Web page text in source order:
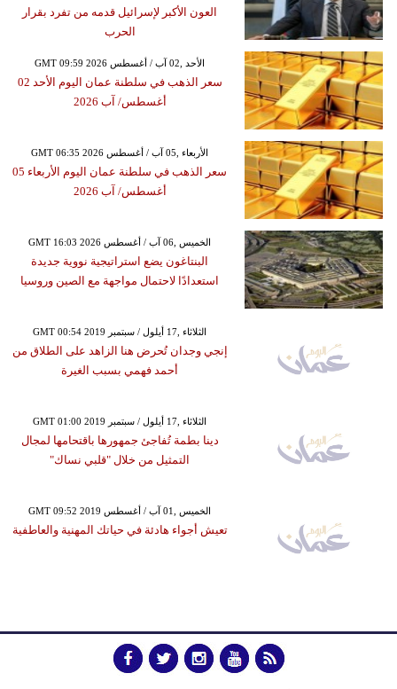
العون الأكبر لإسرائيل قدمه من تفرد بقرار
الحرب
GMT 09:59 2026 الأحد ,02 آب / أغسطس
سعر الذهب في سلطنة عمان اليوم الأحد 02
أغسطس/ آب 2026
GMT 06:35 2026 الأربعاء ,05 آب / أغسطس
سعر الذهب في سلطنة عمان اليوم الأربعاء 05
أغسطس/ آب 2026
GMT 16:03 2026 الخميس ,06 آب / أغسطس
البنتاغون يضع استراتيجية نووية جديدة
استعدادًا لاحتمال مواجهة مع الصين وروسيا
GMT 00:54 2019 الثلاثاء ,17 أيلول / سبتمبر
إنجي وجدان تُحرض هنا الزاهد على الطلاق من
أحمد فهمي بسبب الغيرة
GMT 01:00 2019 الثلاثاء ,17 أيلول / سبتمبر
دينا بطمة تُفاجئ جمهورها باقتحامها لمجال
التمثيل من خلال "قلبي نساك"
GMT 09:52 2019 الخميس ,01 آب / أغسطس
تعيش أجواء هادئة في حياتك المهنية والعاطفية